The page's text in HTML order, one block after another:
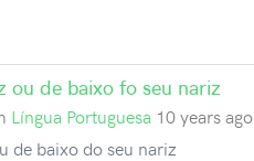
ou de baixo fo seu nariz
Língua Portuguesa 10 years ago.
de baixo do seu nariz